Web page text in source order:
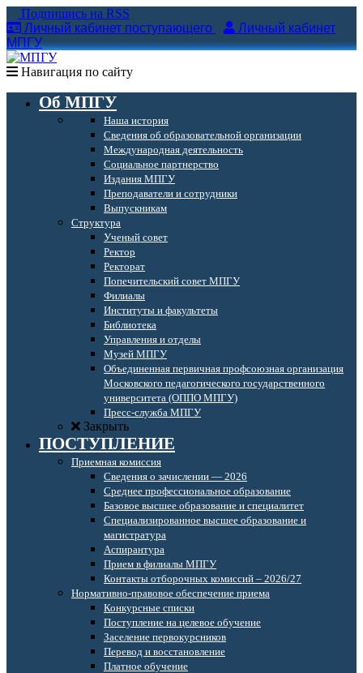
Подпишись на RSS
Личный кабинет поступающего
Личный кабинет
МПГУ
Навигация по сайту
Об МПГУ
Наша история
Сведения об образовательной организации
Международная деятельность
Социальное партнерство
Издания МПГУ
Преподаватели и сотрудники
Выпускникам
Структура
Ученый совет
Ректор
Ректорат
Попечительский совет МПГУ
Филиалы
Институты и факультеты
Библиотека
Управления и отделы
Музей МПГУ
Объединенная первичная профсоюзная организация
Московского педагогического государственного
университета (ОППО МПГУ)
Пресс-служба МПГУ
Закрыть
ПОСТУПЛЕНИЕ
Приемная комиссия
Сведения о зачислении — 2026
Среднее профессиональное образование
Базовое высшее образование и специалитет
Специализированное высшее образование и
магистратура
Аспирантура
Прием в филиалы МПГУ
Контакты отборочных комиссий – 2026/27
Нормативно-правовое обеспечение приема
Конкурсные списки
Поступление на целевое обучение
Заселение первокурсников
Перевод и восстановление
Платное обучение